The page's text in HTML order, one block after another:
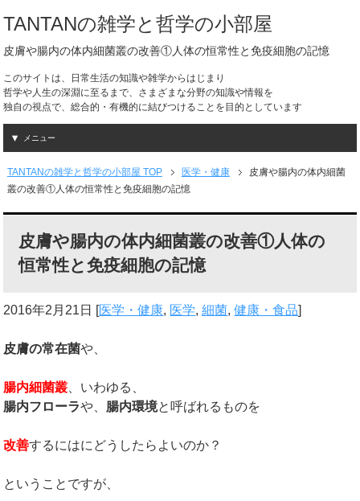
TANTANの雑学と哲学の小部屋
皮膚や腸内の体内細菌叢の改善①人体の恒常性と免疫細胞の記憶
このサイトは、日常生活の知識や雑学からはじまり
哲学や人生の深淵に至るまで、さまざまな分野の知識や情報を
独自の視点で、総合的・有機的に結びつけることを目的としています
メニュー
TANTANの雑学と哲学の小部屋 TOP 医学・健康
皮膚や腸内の体内細菌
叢の改善①人体の恒常性と免疫細胞の記憶
皮膚や腸内の体内細菌叢の改善①人体の
恒常性と免疫細胞の記憶
2016年2月21日 [医学・健康, 医学,細菌,健康・食品]
皮膚の常在菌や、
腸内細菌叢 、いわゆる、
腸内フローラや、 腸内環境と呼ばれるものを
改善するにはにどうしたらよいのか？
ということですが、